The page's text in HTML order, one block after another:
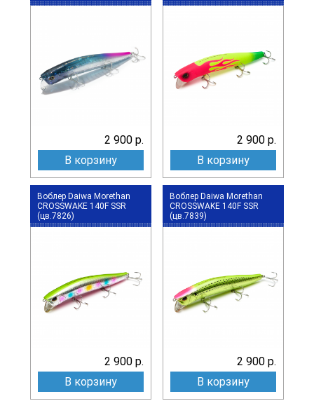
2 900 р.
В корзину
2 900 р.
В корзину
Воблер Daiwa Morethan
CROSSWAKE 140F SSR
(цв.7826)
2 900 р.
В корзину
Воблер Daiwa Morethan
CROSSWAKE 140F SSR
(цв.7839)
2 900 р.
В корзину